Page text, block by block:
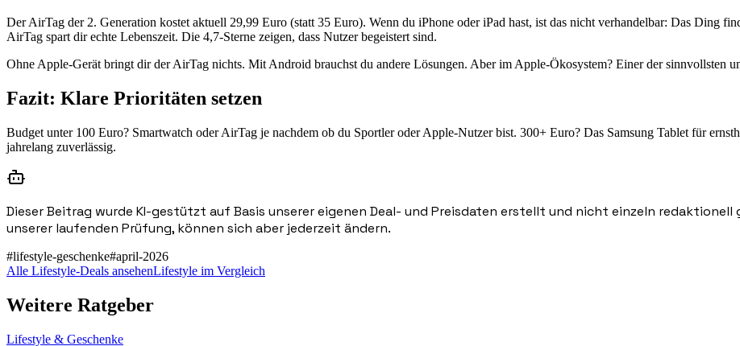
Der AirTag der 2. Generation kostet aktuell 29,99 Euro (statt 35 Euro). Wenn du iPhone oder iPad hast, ist das nicht verhandelbar: Das Ding
AirTag spart dir echte Lebenszeit. Die 4,7-Sterne zeigen, dass Nutzer begeistert sind.
Ohne Apple-Gerät bringt dir der AirTag nichts. Mit Android brauchst du andere Lösungen. Aber im Apple-Ökosystem? Einer der sinnvollsten
Fazit: Klare Prioritäten setzen
Budget unter 100 Euro? Smartwatch oder AirTag je nachdem ob du Sportler oder Apple-Nutzer bist. 300+ Euro? Das Samsung Tablet für
jahrelang zuverlässig.
Dieser Beitrag wurde KI-gestützt auf Basis unserer eigenen Deal- und Preisdaten erstellt und nicht einzeln
unserer laufenden Prüfung, können sich aber jederzeit ändern.
#lifestyle-geschenke#april-2026
Alle Lifestyle-Deals ansehenLifestyle im Vergleich
Weitere Ratgeber
Lifestyle & Geschenke